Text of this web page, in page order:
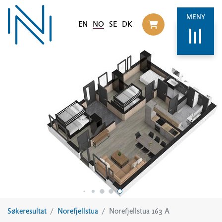
EN NO SE DK
Til
MENY
Søkeresultat Norefjellstua Norefjellstua 163 A